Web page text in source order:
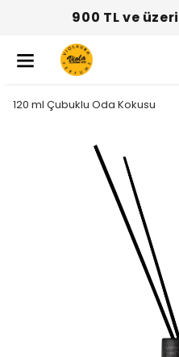
900 TL ve
120 ml Çubuklu Oda Kokusu